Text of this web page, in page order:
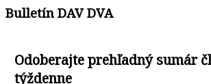
Bulletín DAV DVA
Odoberajte prehľadný sumár
týždenne